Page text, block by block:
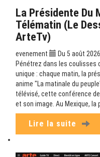
La Présidente Du
Télématin (Le
ArteTv)
evenement
Du 5 août
Pénétrez dans les coulisses
unique : chaque matin, la
anime "La matinale du
télévisé, cette conférence
et son image. Au Mexique, la
Lire la suite